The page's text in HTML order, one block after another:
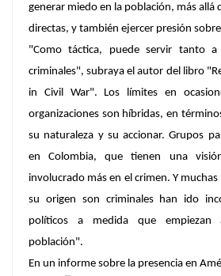
generar miedo en la población, más allá
directas, y también ejercer presión
"Como táctica, puede servir tanto
criminales", subraya el autor del libro
in Civil War". Los límites en
organizaciones son híbridas, en
su naturaleza y su accionar. Grupos
en Colombia, que tienen una
involucrado más en el crimen. Y
su origen son criminales han ido
políticos a medida que
población".
En un informe sobre la presencia en